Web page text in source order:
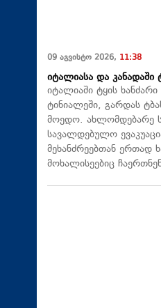
09 აგვისტო 2026, 11:38
იტალიასა და კანადაში
იტალიაში ტყის
ტინიალეში, გარდას
მოედო. ახლომდებარე
სავალდებულო
მეხანძრეებთან ერთად
მოხალისეებიც